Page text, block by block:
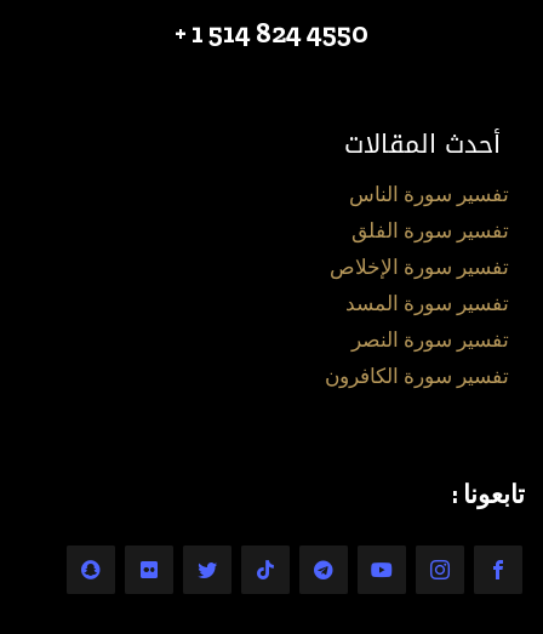
4550 824 514 1 +
أحدث المقالات
تفسير سورة الناس
تفسير سورة الفلق
تفسير سورة الإخلاص
تفسير سورة المسد
تفسير سورة النصر
تفسير سورة الكافرون
تابعونا :